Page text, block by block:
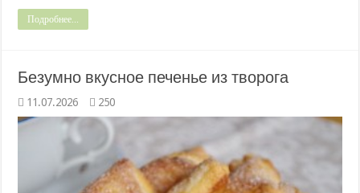
Подробнее...
Безумно вкусное печенье из творога
11.07.2026 250